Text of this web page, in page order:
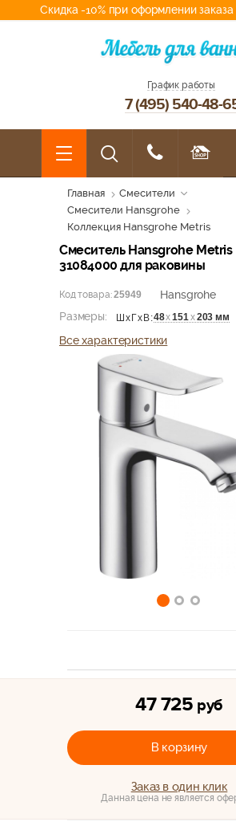
Скидка -10% при оформлении
График работы
7 (495) 540-48-
Главная
Смесители
Смесители Hansgrohe
Коллекция Hansgrohe Metris
Смеситель Hansgrohe Metris
31084000 для раковины
Код товара: 25949
Hansgrohe
Размеры:
ШхГхВ:48х151х203 мм
Все характеристики
47 725 руб
В корзину
Заказ в один клик
Данная цена не является